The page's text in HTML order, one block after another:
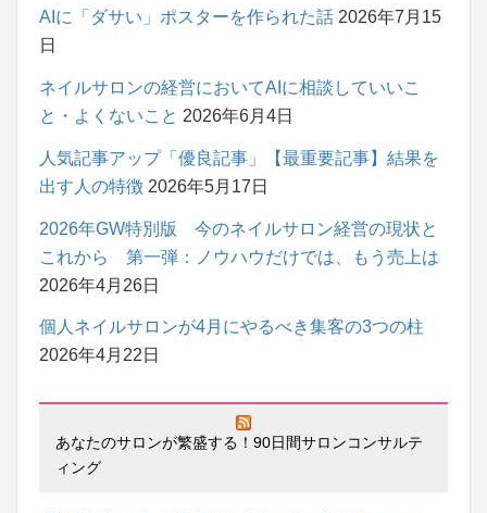
AIに「ダサい」ポスターを作られた話 2026年7月15
日
ネイルサロンの経営においてAIに相談していいこ
と・よくないこと 2026年6月4日
人気記事アップ「優良記事」【最重要記事】結果を
出す人の特徴 2026年5月17日
2026年GW特別版 今のネイルサロン経営の現状と
これから 第一弾：ノウハウだけでは、もう売上は
2026年4月26日
個人ネイルサロンが4月にやるべき集客の3つの柱
2026年4月22日
あなたのサロンが繁盛する！90日間サロンコンサルテ
ィング